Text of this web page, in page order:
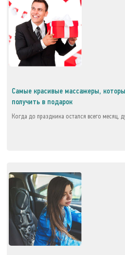
Самые красивые массажеры,
получить в подарок
Когда до праздника остался всего месяц,